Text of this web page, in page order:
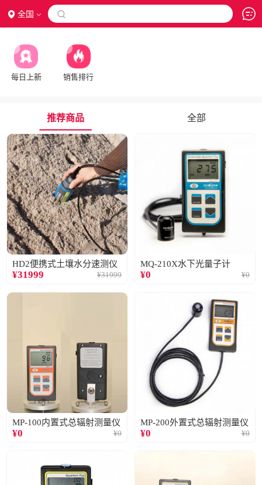
全国 
每日上新 销售排行
推荐商品 全部
HD2便携式土壤水分速测仪
¥31999 ¥31999
MQ-210X水下光量子计
¥0 ¥0
MP-100内置式总辐射测量仪
¥0 ¥0
MP-200外置式总辐射测量仪
¥0 ¥0